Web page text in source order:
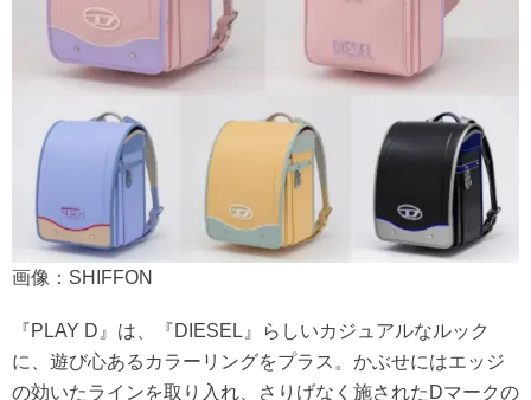
画像：SHIFFON
『PLAY D』は、『DIESEL』らしいカジュアルなルック
に、遊び心あるカラーリングをプラス。かぶせにはエッジ
の効いたラインを取り入れ、さりげなく施されたDマークの